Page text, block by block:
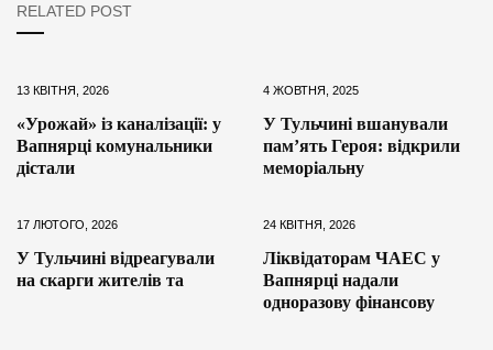
RELATED POST
13 КВІТНЯ, 2026
«Урожай» із каналізації: у
Вапнярці комунальники
дістали
4 ЖОВТНЯ, 2025
У Тульчині вшанували
пам’ять Героя: відкрили
меморіальну
17 ЛЮТОГО, 2026
У Тульчині відреагували
на скарги жителів та
24 КВІТНЯ, 2026
Ліквідаторам ЧАЕС у
Вапнярці надали
одноразову фінансову